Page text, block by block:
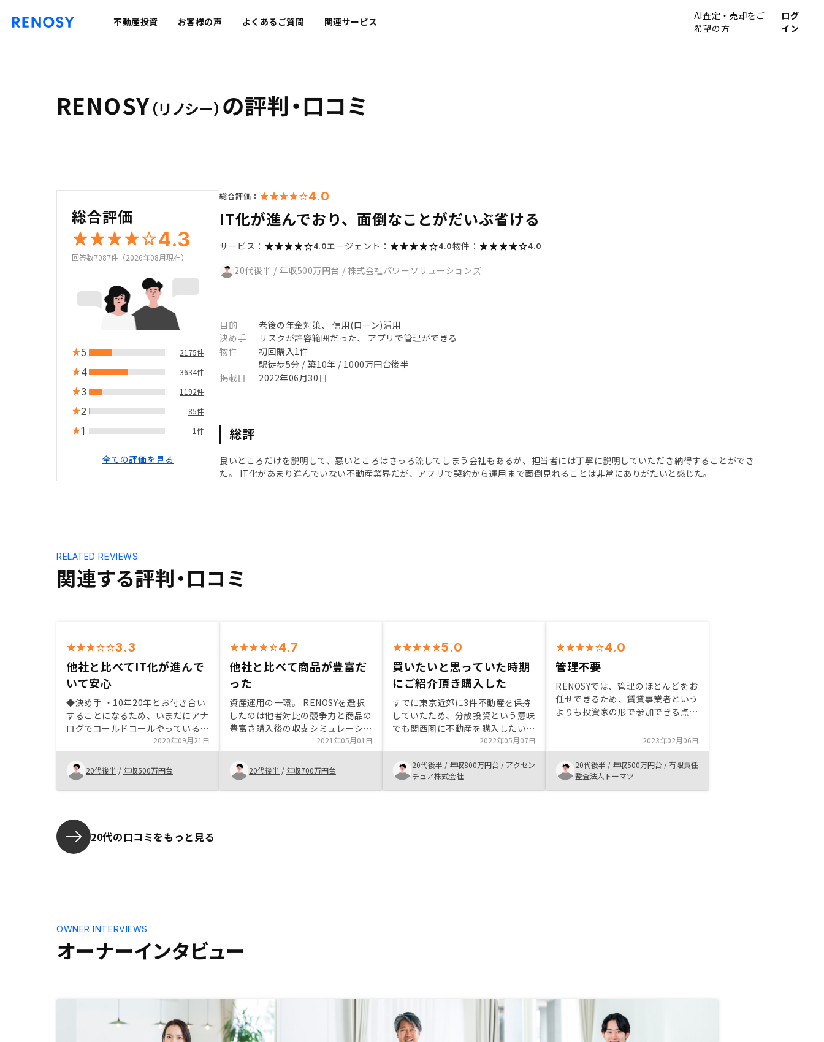
不動産投資 お客様の声 よくあるご質問 関連サービス
AI査定・売却をご
希望の方
ログ
イン
RENOSY（リノシー） の評判・口コミ
総合評価
4.3
回答数7087件（2026年08月現在）
5 2175件
4 3634件
3 1192件
2 85件
1 1件
全ての評価を見る
総合評価： 4.0
IT化が進んでおり、面倒なことがだいぶ省ける
サービス： 4.0エージェント： 4.0物件： 4.0
20代後半 / 年収500万円台 / 株式会社パワーソリューションズ
目的
老後の年金対策、 信用(ローン)活用
決め手
リスクが許容範囲だった、 アプリで管理ができる
物件
初回購入1件
駅徒歩5分 / 築10年 / 1000万円台後半
掲載日
2022年06月30日
総評
良いところだけを説明して、悪いところはさっろ流してしまう会社もあるが、担当者には丁寧に説明していただき納得することができ
た。 IT化があまり進んでいない不動産業界だが、アプリで契約から運用まで面倒見れることは非常にありがたいと感じた。
関連する評判・口コミ
RELATED REVIEWS
3.3
他社と比べてIT化が進んで
いて安心
◆決め手 ・10年20年とお付き合い
することになるため、いまだにアナ
ログでコールドコールやっている会
社よりIT化が進んでいる会社の方が
長期のお付き合いが最も安心だと思
えた。 ◆改善点 細かな手続きが多
いので、全体的にいつまでにどうい
うフローがあるのかをもっとわかり
ります。RENOSYに閉じた話ではな
く、住宅ローンの記入の手間が凄ま
じいので、IT化の前線を行くものと
してオンライン化お願いします。
2020年09月21日
20代後半 / 年収500万円台
4.7
他社と比べて商品が豊富だ
った
資産運用の一環。 RENOSYを選択
したのは他者対比の競争力と商品の
豊富さ購入後の収支シミュレーショ
ンだけでなく、節税のシミュレーシ
ョンもあるとよりイメージしやす
い。 また、どちらもアプリでいつ
でも利用できるようにしてほしい。
2021年05月01日
20代後半 / 年収700万円台
5.0
買いたいと思っていた時期
にご紹介頂き購入した
すでに東京近郊に3件不動産を保持
していたため、分散投資という意味
でも関西圏に不動産を購入したいと
思っていました。そこで、リノシー
の管理手数料が改定されるタイミン
グもあり、今回は大阪に2件購入さ
せて頂きました。他の投資商品と比
べて、買うなら早めに買って運用す
2022年05月07日
20代後半 / 年収800万円台 / アクセン
チュア株式会社
4.0
管理不要
RENOSYでは、管理のほとんどをお
任せできるため、賃貸事業者という
よりも投資家の形で参加できる点で
また物件選びも最適な物件を数件ご
紹介いただけるため、探索コストも
削減できました。
2023年02月06日
20代後半 / 年収500万円台 / 有限責任
監査法人トーマツ
20代の口コミをもっと見る
オーナーインタビュー
OWNER INTERVIEWS